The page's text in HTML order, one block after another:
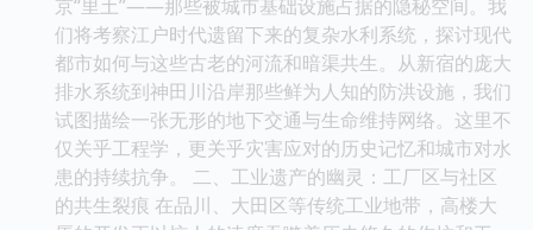
京“里土”——那些被城市基础设施占据的隐秘空间。我
们将考察江户时代遗留下来的复杂水利系统，探讨现代
都市如何与这些古老的河流和暗渠共生。从新宿的庞大
排水系统到神田川沿岸那些鲜为人知的防洪设施，我们
试图描绘一张无形的地下交通与生命维持网络。这里不
仅关乎工程学，更关乎灾害应对的历史记忆和城市对水
患的持续抗争。 二、工业遗产的幽灵：工厂区与社区
的共生裂痕 在品川、大田区等传统工业地带，高楼大